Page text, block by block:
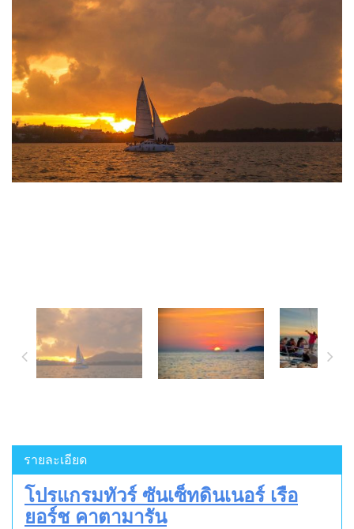
รายละเอียด
โปรแกรมทัวร์ ซันเซ็ทดินเนอร์ เรือ
ยอร์ช คาตามารัน